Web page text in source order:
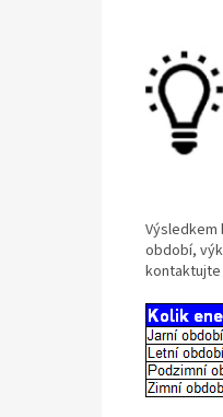
období,
kontaktujte